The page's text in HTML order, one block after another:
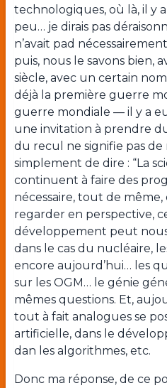
technologiques, où là, il y
peu… je dirais pas
n’avait pad
puis, nous le savons bien,
siècle, avec un certain
déjà la première guerre
guerre mondiale — il y a
une invitation à prendre
du recul ne signifie pas de
simplement de dire : “La
continuent à faire des
nécessaire, tout de
regarder en perspective,
développement peut nous
dans le cas du nucléaire,
encore aujourd’hui… les
sur les OGM… le génie
mêmes questions. Et,
tout à fait analogues se
artificielle, dans le
dan les algorithmes, etc.
Donc ma réponse, de ce